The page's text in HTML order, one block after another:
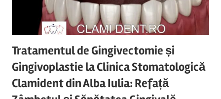
Centru
Implantologie
Dentist,
Strada
Lăncrănjan
19,
Alba
Tratamentul de Gingivectomie și
Gingivoplastie la Clinica Stomatologică
Clamident din Alba Iulia: Refață